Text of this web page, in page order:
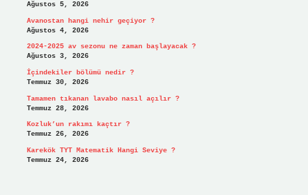
Ağustos 5, 2026
Avanostan hangi nehir geçiyor ?
Ağustos 4, 2026
2024-2025 av sezonu ne zaman başlayacak ?
Ağustos 3, 2026
İçindekiler bölümü nedir ?
Temmuz 30, 2026
Tamamen tıkanan lavabo nasıl açılır ?
Temmuz 28, 2026
Kozluk’un rakımı kaçtır ?
Temmuz 26, 2026
Karekök TYT Matematik Hangi Seviye ?
Temmuz 24, 2026